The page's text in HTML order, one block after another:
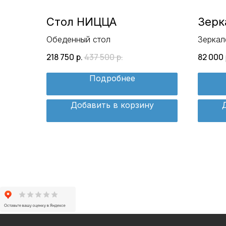
Стол НИЦЦА
Обеденный стол
218 750 р.437 500р.
Подробнее
Добавить в корзину
82 000